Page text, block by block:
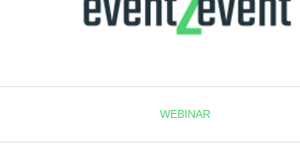
WEBINAR